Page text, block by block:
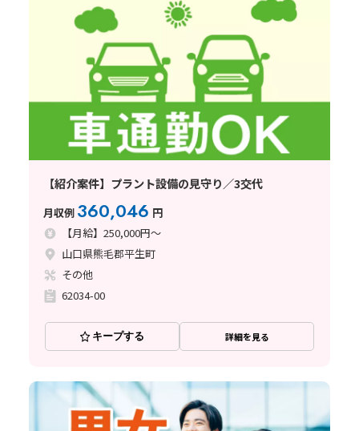
【紹介案件】プラント設備の見守り／3交代
月収例 360,046 円
【月給】250,000円～
山口県熊毛郡平生町
その他
62034-00
キープする 詳細を見る